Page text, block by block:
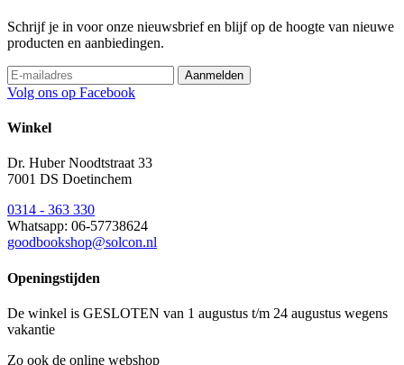
Schrijf je in voor onze nieuwsbrief en blijf op de hoogte van nieuwe
producten en aanbiedingen.
Volg ons op Facebook
Winkel
Dr. Huber Noodtstraat 33
7001 DS Doetinchem
0314 - 363 330
Whatsapp: 06-57738624
goodbookshop@solcon.nl
Openingstijden
De winkel is GESLOTEN van 1 augustus t/m 24 augustus wegens
vakantie
Zo ook de online webshop